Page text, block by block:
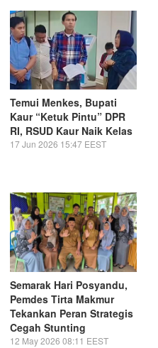
Temui Menkes, Bupati
Kaur “Ketuk Pintu” DPR
RI, RSUD Kaur Naik Kelas
17 Jun 2026 15:47 EEST
Semarak Hari Posyandu,
Pemdes Tirta Makmur
Tekankan Peran Strategis
Cegah Stunting
12 May 2026 08:11 EEST